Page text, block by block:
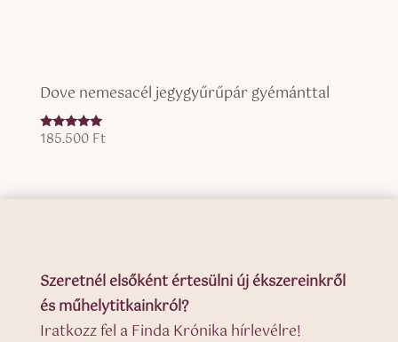
Dove nemesacél jegygyűrűpár gyémánttal
Értékelés:
185.500 Ft
Szeretnél elsőként értesülni új ékszereinkről
és műhelytitkainkról?
Iratkozz fel a Finda Krónika hírlevélre!